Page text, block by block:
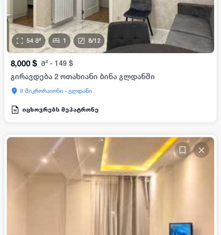
54 მ² 1 8/12
8,000 $ მ² - 149 $
გირავდება 2 ოთახიანი ბინა გლდანში
II მიკრორაიონი - გლდანი
იცხოვრებს მეპატრონე